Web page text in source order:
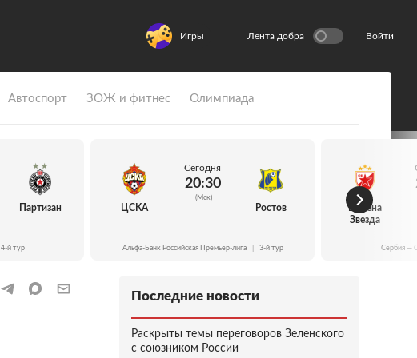
Игры Лента добра Войти
Автоспорт ЗОЖ и фитнес Олимпиада
Партизан
4-й тур
ЦСКА
Сегодня
20:30
(Мск)
Ростов
Альфа-Банк Российская Премьер-лига 3-й тур
Црвена
Звезда
Сербия —
Последние новости
Раскрыты темы переговоров Зеленского
с союзником России